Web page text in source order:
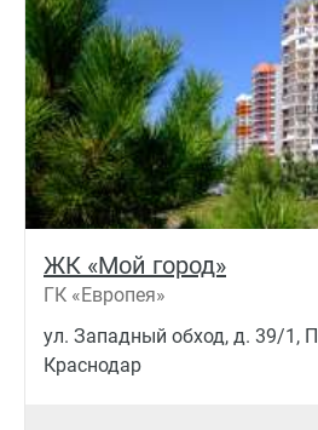
ЖК «Мой город»
ГК «Европея»
ул. Западный обход, д. 39/1,
Краснодар